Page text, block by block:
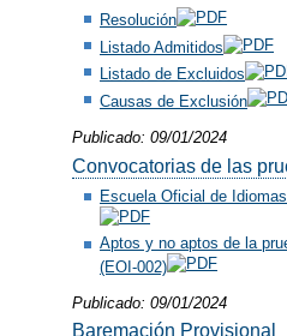
Resolución
Listado Admitidos
Listado de Excluidos
Causas de Exclusión
Publicado: 09/01/2024
Convocatorias de las
Escuela Oficial de
Aptos y no aptos de la
(EOI-002)
Publicado: 09/01/2024
Baremación Provisional